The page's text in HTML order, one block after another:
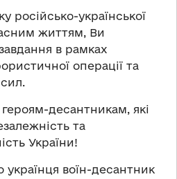
російсько-української
життям, Ви
в рамках
операції та
героям-десантникам, які
та
України!
українця воїн-десантник